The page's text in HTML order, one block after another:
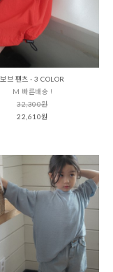
보브 팬츠 - 3 COLOR
M 빠른배송 !
32,300원
22,610원